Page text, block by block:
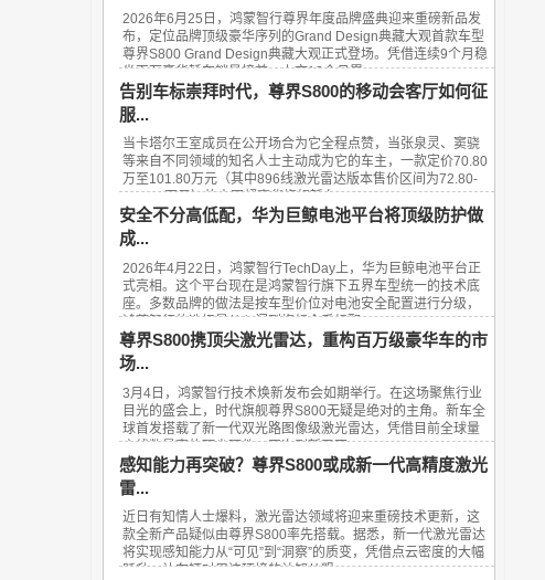
2026年6月25日，鸿蒙智行尊界年度品牌盛典迎来重磅新品发
布，定位品牌顶级豪华序列的Grand Design典藏大观首款车型
尊界S800 Grand Design典藏大观正式登场。凭借连续9个月稳
坐百万豪华轿车销量榜首、上市13个月累...
告别车标崇拜时代，尊界S800的移动会客厅如何征
服...
当卡塔尔王室成员在公开场合为它全程点赞，当张泉灵、窦骁
等来自不同领域的知名人士主动成为它的车主，一款定价70.80
万至101.80万元（其中896线激光雷达版本售价区间为72.80-
101.80万元）的中国超豪华旗舰轿车——...
安全不分高低配，华为巨鲸电池平台将顶级防护做
成...
2026年4月22日，鸿蒙智行TechDay上，华为巨鲸电池平台正
式亮相。这个平台现在是鸿蒙智行旗下五界车型统一的技术底
座。多数品牌的做法是按车型价位对电池安全配置进行分级，
鸿蒙智行的选择是从入门到旗舰全系标配...
尊界S800携顶尖激光雷达，重构百万级豪华车的市
场...
3月4日，鸿蒙智行技术焕新发布会如期举行。在这场聚焦行业
目光的盛会上，时代旗舰尊界S800无疑是绝对的主角。新车全
球首发搭载了新一代双光路图像级激光雷达，凭借目前全球量
产线数最高的顶尖硬件，再次刷新了百...
感知能力再突破？尊界S800或成新一代高精度激光
雷...
近日有知情人士爆料，激光雷达领域将迎来重磅技术更新，这
款全新产品疑似由尊界S800率先搭载。据悉，新一代激光雷达
将实现感知能力从“可见”到“洞察”的质变，凭借点云密度的大幅
跃升，让车辆对周边环境的认知从粗...